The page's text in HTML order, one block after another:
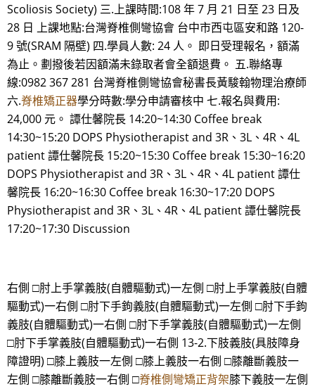
Scoliosis Society) 三.上課時間:108 年 7 月 21 日至 23 日及
28 日 上課地點:台灣脊椎側彎協會 台中市西屯區安和路 120-
9 號(SRAM 隔壁) 四.學員人數: 24 人。 即日受理報名，額滿
為止。劃撥後若因額滿未錄取者會全額退費。 五.聯絡專
線:0982 367 281 台灣脊椎側彎協會秘書長黃駿翰物理治療師
六.脊椎矯正器學分時數:學分申請審核中 七.報名與費用:
24,000 元。 譚仕馨院長 14:20~14:30 Coffee break
14:30~15:20 DOPS Physiotherapist and 3R、3L、4R、4L
patient 譚仕馨院長 15:20~15:30 Coffee break 15:30~16:20
DOPS Physiotherapist and 3R、3L、4R、4L patient 譚仕
馨院長 16:20~16:30 Coffee break 16:30~17:20 DOPS
Physiotherapist and 3R、3L、4R、4L patient 譚仕馨院長
17:20~17:30 Discussion
右側 □肘上手掌義肢(自體驅動式)一左側 □肘上手掌義肢(自體
驅動式)一右側 □肘下手鉤義肢(自體驅動式)一左側 □肘下手鉤
義肢(自體驅動式)一右側 □肘下手掌義肢(自體驅動式)一左側
□肘下手掌義肢(自體驅動式)一右側 13-2.下肢義肢(具肢障身
障證明) □膝上義肢一左側 □膝上義肢一右側 □膝離斷義肢一
左側 □膝離斷義肢一右側 □脊椎側彎矯正背架膝下義肢一左側